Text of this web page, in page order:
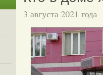
3 августа 2021 года